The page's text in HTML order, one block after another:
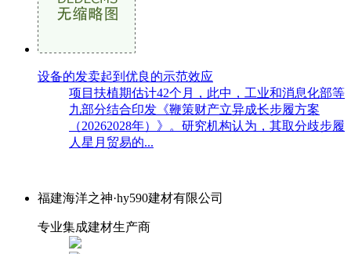
设备的发卖起到优良的示范效应
项目扶植期估计42个月，此中，工业和消息化部等
九部分结合印发《鞭策财产立异成长步履方案
（20262028年）》。研究机构认为，其取分歧步履
人星月贸易的...
福建海洋之神·hy590建材有限公司
专业集成建材生产商